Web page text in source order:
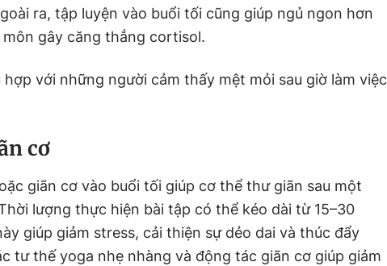
ra, tập luyện vào buổi tối cũng giúp ngủ ngon hơn
gây căng thẳng cortisol.
với những người cảm thấy mệt mỏi sau giờ làm việc
cơ
giãn cơ vào buổi tối giúp cơ thể thư giãn sau một
lượng thực hiện bài tập có thể kéo dài từ 15–30
giúp giảm stress, cải thiện sự dẻo dai và thúc đẩy
tư thế yoga nhẹ nhàng và động tác giãn cơ giúp giảm